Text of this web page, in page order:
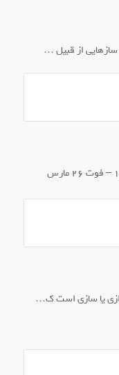
سازهایی از قبیل …
لودویگ وان بتهوون (متولد ۱۶ دسامبر ۱۷۷۰ – فوت ۲۶ مارس
یا سازی است ک…